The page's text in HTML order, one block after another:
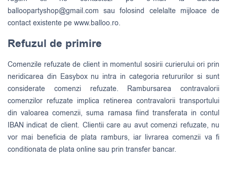
balloopartyshop@gmail.com sau folosind celelalte mijloace de
contact existente pe www.balloo.ro.
Refuzul de primire
Comenzile refuzate de client in momentul sosirii curierului ori prin
neridicarea din Easybox nu intra in categoria retururilor si sunt
considerate comenzi refuzate. Rambursarea contravalorii
comenzilor refuzate implica retinerea contravalorii transportului
din valoarea comenzii, suma ramasa fiind transferata in contul
IBAN indicat de client. Clientii care au avut comenzi refuzate, nu
vor mai beneficia de plata ramburs, iar livrarea comenzii va fi
conditionata de plata online sau prin transfer bancar.